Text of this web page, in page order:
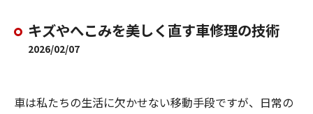
キズやへこみを美しく直す車修理の技術
2026/02/07
車は私たちの生活に欠かせない移動手段ですが、日常の